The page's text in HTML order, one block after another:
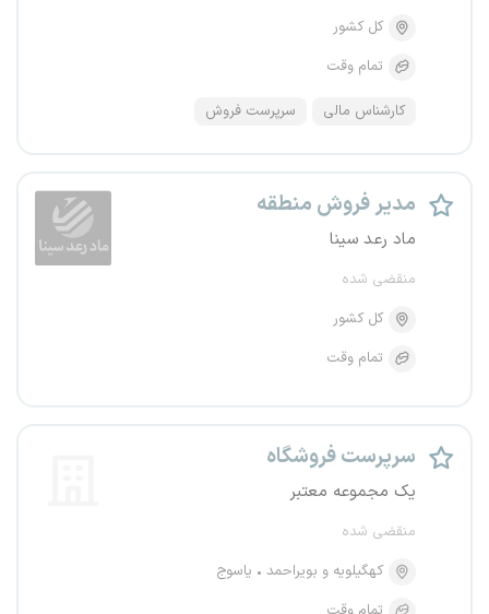
کل کشور
تمام وقت
کارشناس مالی سرپرست فروش
مدیر فروش منطقه
ماد رعد سینا
منقضی شده
کل کشور
تمام وقت
سرپرست فروشگاه
یک مجموعه معتبر
منقضی شده
کهگیلویه و بویراحمد
یاسوج